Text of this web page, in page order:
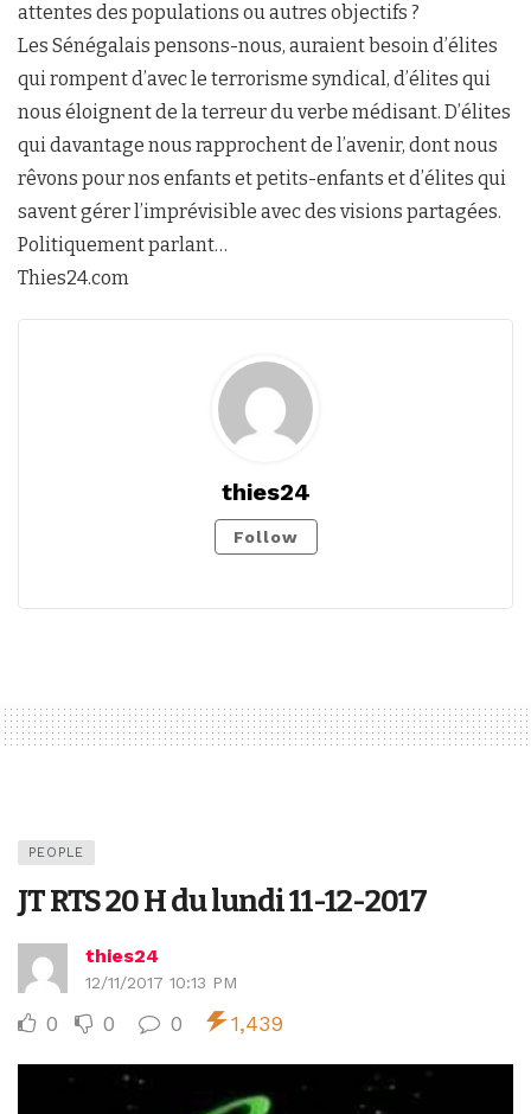
attentes des populations ou autres objectifs ?
Les Sénégalais pensons-nous, auraient besoin d’élites
qui rompent d’avec le terrorisme syndical, d’élites qui
nous éloignent de la terreur du verbe médisant. D’élites
qui davantage nous rapprochent de l’avenir, dont nous
rêvons pour nos enfants et petits-enfants et d’élites qui
savent gérer l’imprévisible avec des visions partagées.
Politiquement parlant…
Thies24.com
thies24
Follow
PEOPLE
JT RTS 20 H du lundi 11-12-2017
thies24
12/11/2017 10:13 PM
0 0 0 1,439